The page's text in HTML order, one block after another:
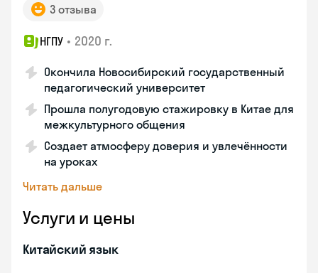
3 отзыва
НГПУ • 2020 г.
Окончила Новосибирский государственный
педагогический университет
Прошла полугодовую стажировку в Китае для
межкультурного общения
Создает атмосферу доверия и увлечённости
на уроках
Читать дальше
Услуги и цены
Китайский язык